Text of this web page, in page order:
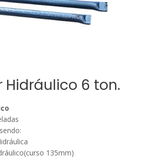
Hidráulico 6 ton.
135mm)